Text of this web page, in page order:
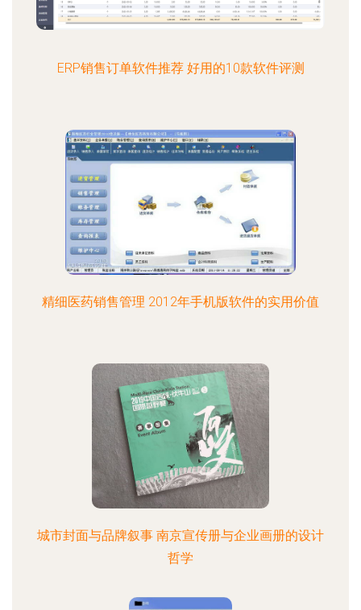
ERP销售订单软件推荐 好用的10款软件评测
精细医药销售管理 2012年手机版软件的实用价值
城市封面与品牌叙事 南京宣传册与企业画册的设计
哲学